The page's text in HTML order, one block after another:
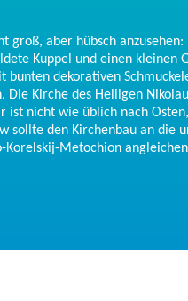
groß, aber hübsch anzusehen:
Kuppel und einen kleinen
bunten dekorativen
Die Kirche des Heiligen
ist nicht wie üblich nach
sollte den Kirchenbau an die
Korelskij-Metochion